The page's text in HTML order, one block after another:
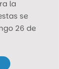
la
se
26 de